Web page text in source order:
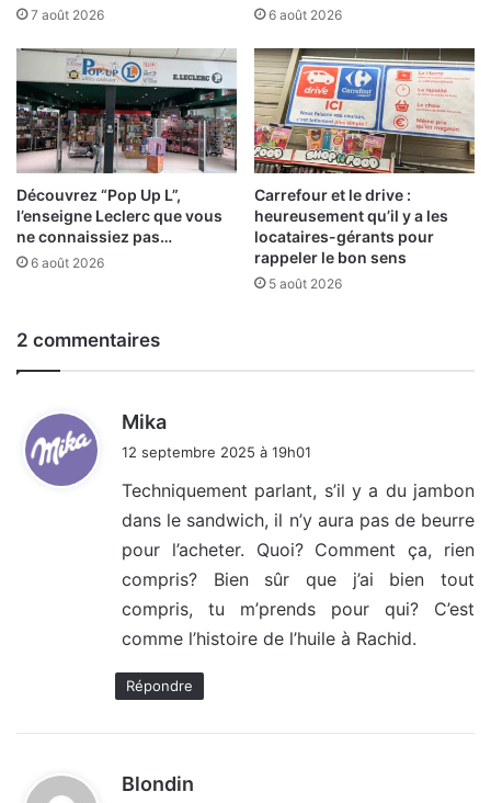
7 août 2026 6 août 2026
Découvrez “Pop Up L”,
l’enseigne Leclerc que vous
ne connaissiez pas…
6 août 2026
Carrefour et le drive :
heureusement qu’il y a les
locataires-gérants pour
rappeler le bon sens
5 août 2026
2 commentaires
Mika
:
12 septembre 2025 à 19h01
Techniquement parlant, s’il y a du jambon
dans le sandwich, il n’y aura pas de beurre
pour l’acheter. Quoi? Comment ça, rien
compris? Bien sûr que j’ai bien tout
compris, tu m’prends pour qui? C’est
comme l’histoire de l’huile à Rachid.
Répondre
Blondin